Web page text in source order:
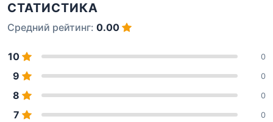
СТАТИСТИКА
Средний рейтинг: 0.00
10 0
9 0
8 0
7 0